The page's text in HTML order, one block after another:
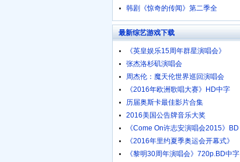
韩剧《惊奇的传闻》第二季全
最新综艺游戏下载
《英皇娱乐15周年群星演唱会》
720p.BD粤语中字
张杰洛杉矶演唱会
周杰伦：魔天伦世界巡回演唱会
《2016年欧洲歌唱大赛》HD中字
1024高清
历届奥斯卡最佳影片合集
2016美国公告牌音乐大奖
《Come On许志安演唱会2015》BD
粤语中字
《2016年里约夏季奥运会开幕式》
HD国语
《黎明30周年演唱会》720p.BD中字